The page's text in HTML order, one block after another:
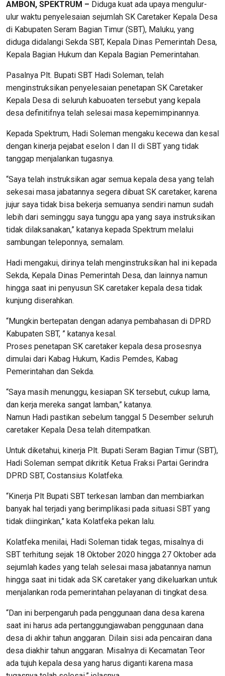
AMBON, SPEKTRUM – Diduga kuat ada upaya mengulur-
ulur waktu penyelesaian sejumlah SK Caretaker Kepala Desa
di Kabupaten Seram Bagian Timur (SBT), Maluku, yang
diduga didalangi Sekda SBT, Kepala Dinas Pemerintah Desa,
Kepala Bagian Hukum dan Kepala Bagian Pemerintahan.
Pasalnya Plt. Bupati SBT Hadi Soleman, telah
menginstruksikan penyelesaian penetapan SK Caretaker
Kepala Desa di seluruh kabuoaten tersebut yang kepala
desa definitifnya telah selesai masa kepemimpinannya.
Kepada Spektrum, Hadi Soleman mengaku kecewa dan kesal
dengan kinerja pejabat eselon I dan II di SBT yang tidak
tanggap menjalankan tugasnya.
“Saya telah instruksikan agar semua kepala desa yang telah
sekesai masa jabatannya segera dibuat SK caretaker, karena
jujur saya tidak bisa bekerja semuanya sendiri namun sudah
lebih dari seminggu saya tunggu apa yang saya instruksikan
tidak dilaksanakan,” katanya kepada Spektrum melalui
sambungan teleponnya, semalam.
Hadi mengakui, dirinya telah menginstruksikan hal ini kepada
Sekda, Kepala Dinas Pemerintah Desa, dan lainnya namun
hingga saat ini penyusun SK caretaker kepala desa tidak
kunjung diserahkan.
“Mungkin bertepatan dengan adanya pembahasan di DPRD
Kabupaten SBT, ” katanya kesal.
Proses penetapan SK caretaker kepala desa prosesnya
dimulai dari Kabag Hukum, Kadis Pemdes, Kabag
Pemerintahan dan Sekda.
“Saya masih menunggu, kesiapan SK tersebut, cukup lama,
dan kerja mereka sangat lamban,” katanya.
Namun Hadi pastikan sebelum tanggal 5 Desember seluruh
caretaker Kepala Desa telah ditempatkan.
Untuk diketahui, kinerja Plt. Bupati Seram Bagian Timur (SBT),
Hadi Soleman sempat dikritik Ketua Fraksi Partai Gerindra
DPRD SBT, Costansius Kolatfeka.
“Kinerja Plt Bupati SBT terkesan lamban dan membiarkan
banyak hal terjadi yang berimplikasi pada situasi SBT yang
tidak diinginkan,” kata Kolatfeka pekan lalu.
Kolatfeka menilai, Hadi Soleman tidak tegas, misalnya di
SBT terhitung sejak 18 Oktober 2020 hingga 27 Oktober ada
sejumlah kades yang telah selesai masa jabatannya namun
hingga saat ini tidak ada SK caretaker yang dikeluarkan untuk
menjalankan roda pemerintahan pelayanan di tingkat desa.
“Dan ini berpengaruh pada penggunaan dana desa karena
saat ini harus ada pertanggungjawaban penggunaan dana
desa di akhir tahun anggaran. Dilain sisi ada pencairan dana
desa diakhir tahun anggaran. Misalnya di Kecamatan Teor
ada tujuh kepala desa yang harus diganti karena masa